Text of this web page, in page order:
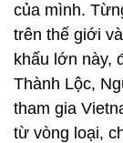
của mình.
trên thế giới
khấu lớn này,
Thành Lộc,
tham gia
từ vòng loại,